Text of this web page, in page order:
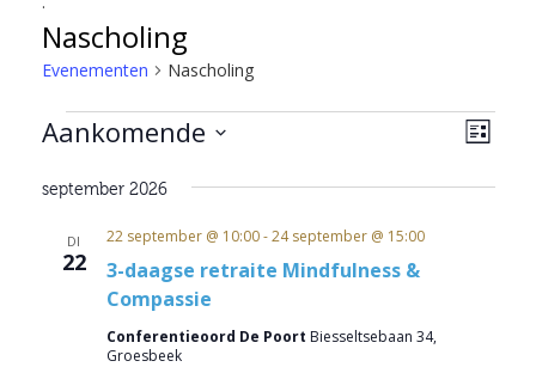
Nascholing
Evenementen Nascholing
Evenementen Lijst
Aankomende
een
september 2026
DI
22
3-daagse retraite Mindfulness &
Compassie
22 september @ 10:00-24 september @ 15:00
Conferentieoord De Poort Biesseltsebaan 34,
Groesbeek